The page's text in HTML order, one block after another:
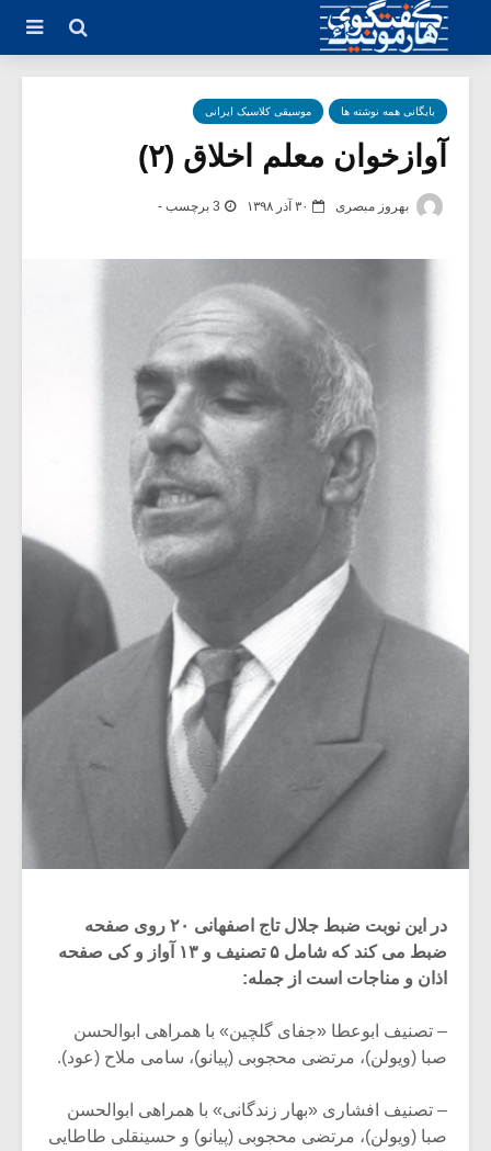
بایگانی همه نوشته ها موسیقی کلاسیک ایرانی
آوازخوان معلم اخلاق (۲)
بهروز مبصری ۳۰ آذر ۱۳۹۸ 3 برچسب -
در این نوبت ضبط جلال تاج اصفهانی ۲۰ روی صفحه
ضبط می کند که شامل ۵ تصنیف و ۱۳ آواز و کی صفحه
اذان و مناجات است از جمله:
– تصنیف ابوعطا «جفای گلچین» با همراهی ابوالحسن
صبا (ویولن)، مرتضی محجوبی (پیانو)، سامی ملاح (عود).
– تصنیف افشاری «بهار زندگانی» با همراهی ابوالحسن
صبا (ویولن)، مرتضی محجوبی (پیانو) و حسینقلی طاطایی